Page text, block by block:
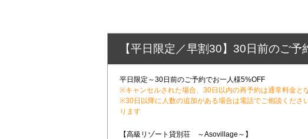
【平日限定／早割30】30日前のご
平日限定～30日前のご予約でお一人様5%OFF
※キャンセルされた場合、30日以内の再予約は通常料金と
※30日以降に人数の追加がある場合は電話でご相談くださ
ります
【高級リゾート貸別荘 ～Asovillage～】